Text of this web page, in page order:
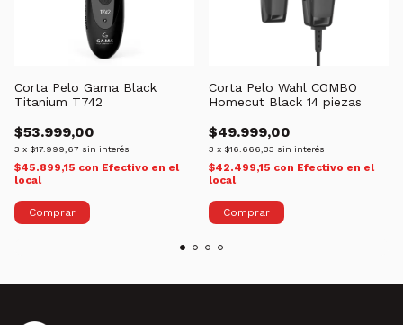
Corta Pelo Gama Black
Titanium T742
$53.999,00
3 x $17.999,67 sin interés
$45.899,15 con Efectivo en el
local
Corta Pelo Wahl COMBO
Homecut Black 14 piezas
$49.999,00
3 x $16.666,33 sin interés
$42.499,15 con Efectivo en el
local